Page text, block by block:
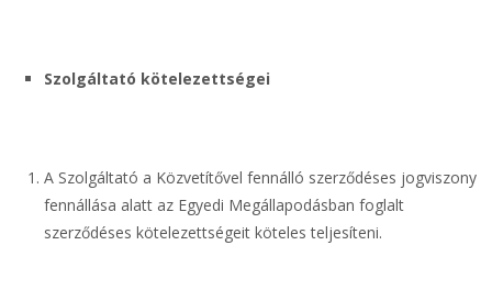
Szolgáltató kötelezettségei
A Szolgáltató a Közvetítővel fennálló szerződéses jogviszony
fennállása alatt az Egyedi Megállapodásban foglalt
szerződéses kötelezettségeit köteles teljesíteni.